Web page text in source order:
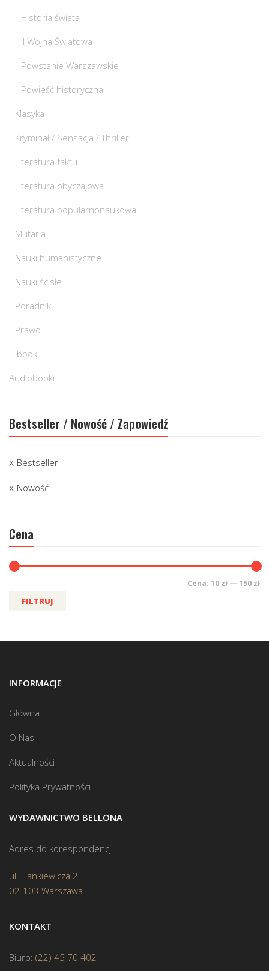
Historia świata
II Wojna Światowa
Powstanie Warszawskie
Powieść historyczna
Klasyka
Kryminał / Sensacja / Thriller
Literatura faktu
Literatura obyczajowa
Literatura popularnonaukowa
Militaria
Nauki humanistyczne
Nauki ścisłe
Poradniki
Prawo
E-booki
Audiobooki
Bestseller / Nowość / Zapowiedź
Bestseller
Nowość
Cena
FILTRUJ
Cena: 10 zł — 150 zł
INFORMACJE
Główna
O Nas
Aktualności
Polityka Prywatności
WYDAWNICTWO BELLONA
Adres do korespondencji
ul. Hankiewicza 2
02-103 Warszawa
KONTAKT
Biuro: (22) 45 70 402